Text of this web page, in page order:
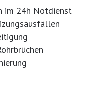
im 24h Notdienst